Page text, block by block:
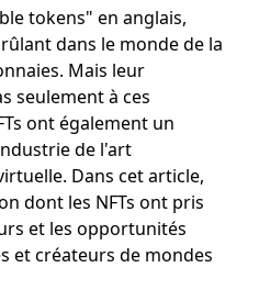
tokens" en anglais,
dans le monde de la
Mais leur
seulement à ces
ont également un
de l'art
Dans cet article,
dont les NFTs ont pris
et les opportunités
et créateurs de mondes